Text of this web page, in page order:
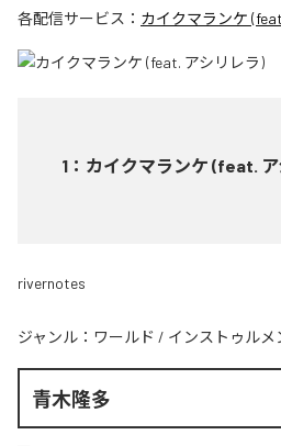
各配信サービス： カイクマランケ
1 ： カイクマランケ (feat.
rivernotes
ジャンル： ワールド / インストゥルメ
青木隆多